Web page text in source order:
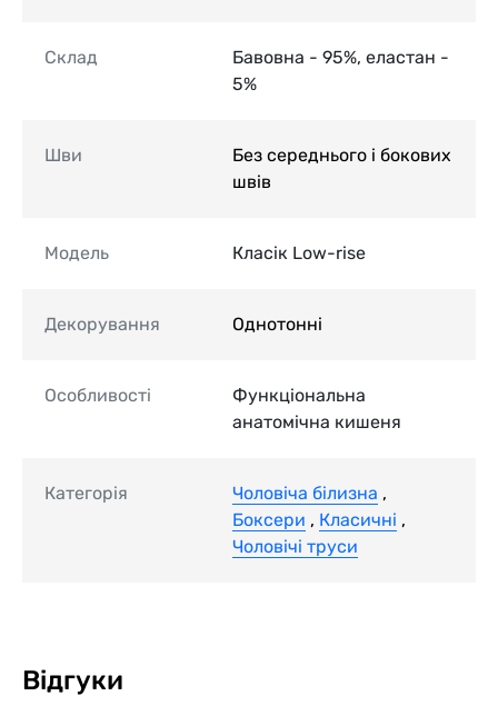
Склад
Бавовна - 95%, еластан -
5%
Шви
Без середнього і бокових
швів
Модель Класік Low-rise
Декорування Однотонні
Особливості
Функціональна
анатомічна кишеня
Категорія Чоловіча білизна ,
Боксери , Класичні ,
Чоловічі труси
Відгуки